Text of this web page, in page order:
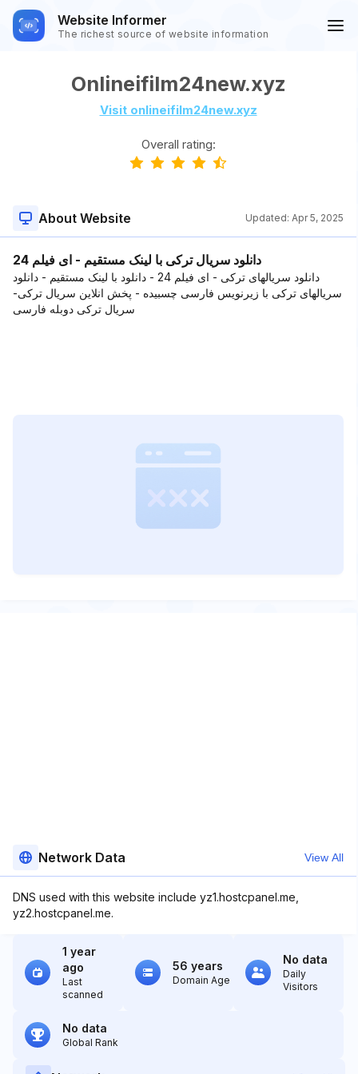
Website Informer
The richest source of website information
Onlineifilm24new.xyz
Visit onlineifilm24new.xyz
Overall rating:
About Website Updated: Apr 5, 2025
دانلود سریال ترکی با لینک مستقیم - ای فیلم 24
دانلود سریالهای ترکی - ای فیلم 24 - دانلود با لینک مستقیم - دانلود
سریالهای ترکی با زیرنویس فارسی چسبیده - پخش انلاین سریال ترکی-
سریال ترکی دوبله فارسی
Network Data View All
DNS used with this website include yz1.hostcpanel.me,
yz2.hostcpanel.me.
1 year
ago
Last
scanned
56 years
Domain Age
No data
Daily
Visitors
No data
Global Rank